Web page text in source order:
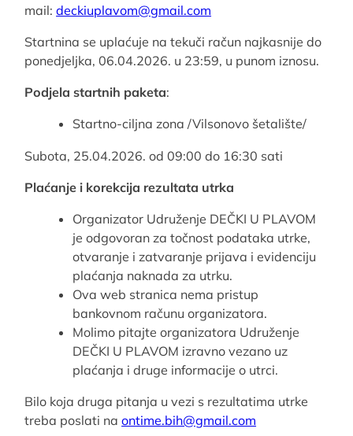
mail:deckiuplavom@gmail.com
Startnina se uplaćuje na tekuči račun najkasnije do
ponedjeljka, 06.04.2026. u 23:59, u punom iznosu.
Podjela startnih paketa:
Startno-ciljna zona /Vilsonovo šetalište/
Subota, 25.04.2026. od 09:00 do 16:30 sati
Plaćanje i korekcija rezultata utrka
Organizator Udruženje DEČKI U PLAVOM
je odgovoran za točnost podataka utrke,
otvaranje i zatvaranje prijava i evidenciju
plaćanja naknada za utrku.
Ova web stranica nema pristup
bankovnom računu organizatora.
Molimo pitajte organizatora Udruženje
DEČKI U PLAVOM izravno vezano uz
plaćanja i druge informacije o utrci.
Bilo koja druga pitanja u vezi s rezultatima utrke
treba poslati naontime.bih@gmail.com